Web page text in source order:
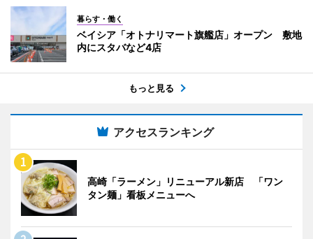
暮らす・働く
ベイシア「オトナリマート旗艦店」オープン 敷地
内にスタバなど4店
もっと見る
アクセスランキング
高崎「ラーメン」リニューアル新店 「ワン
タン麺」看板メニューへ